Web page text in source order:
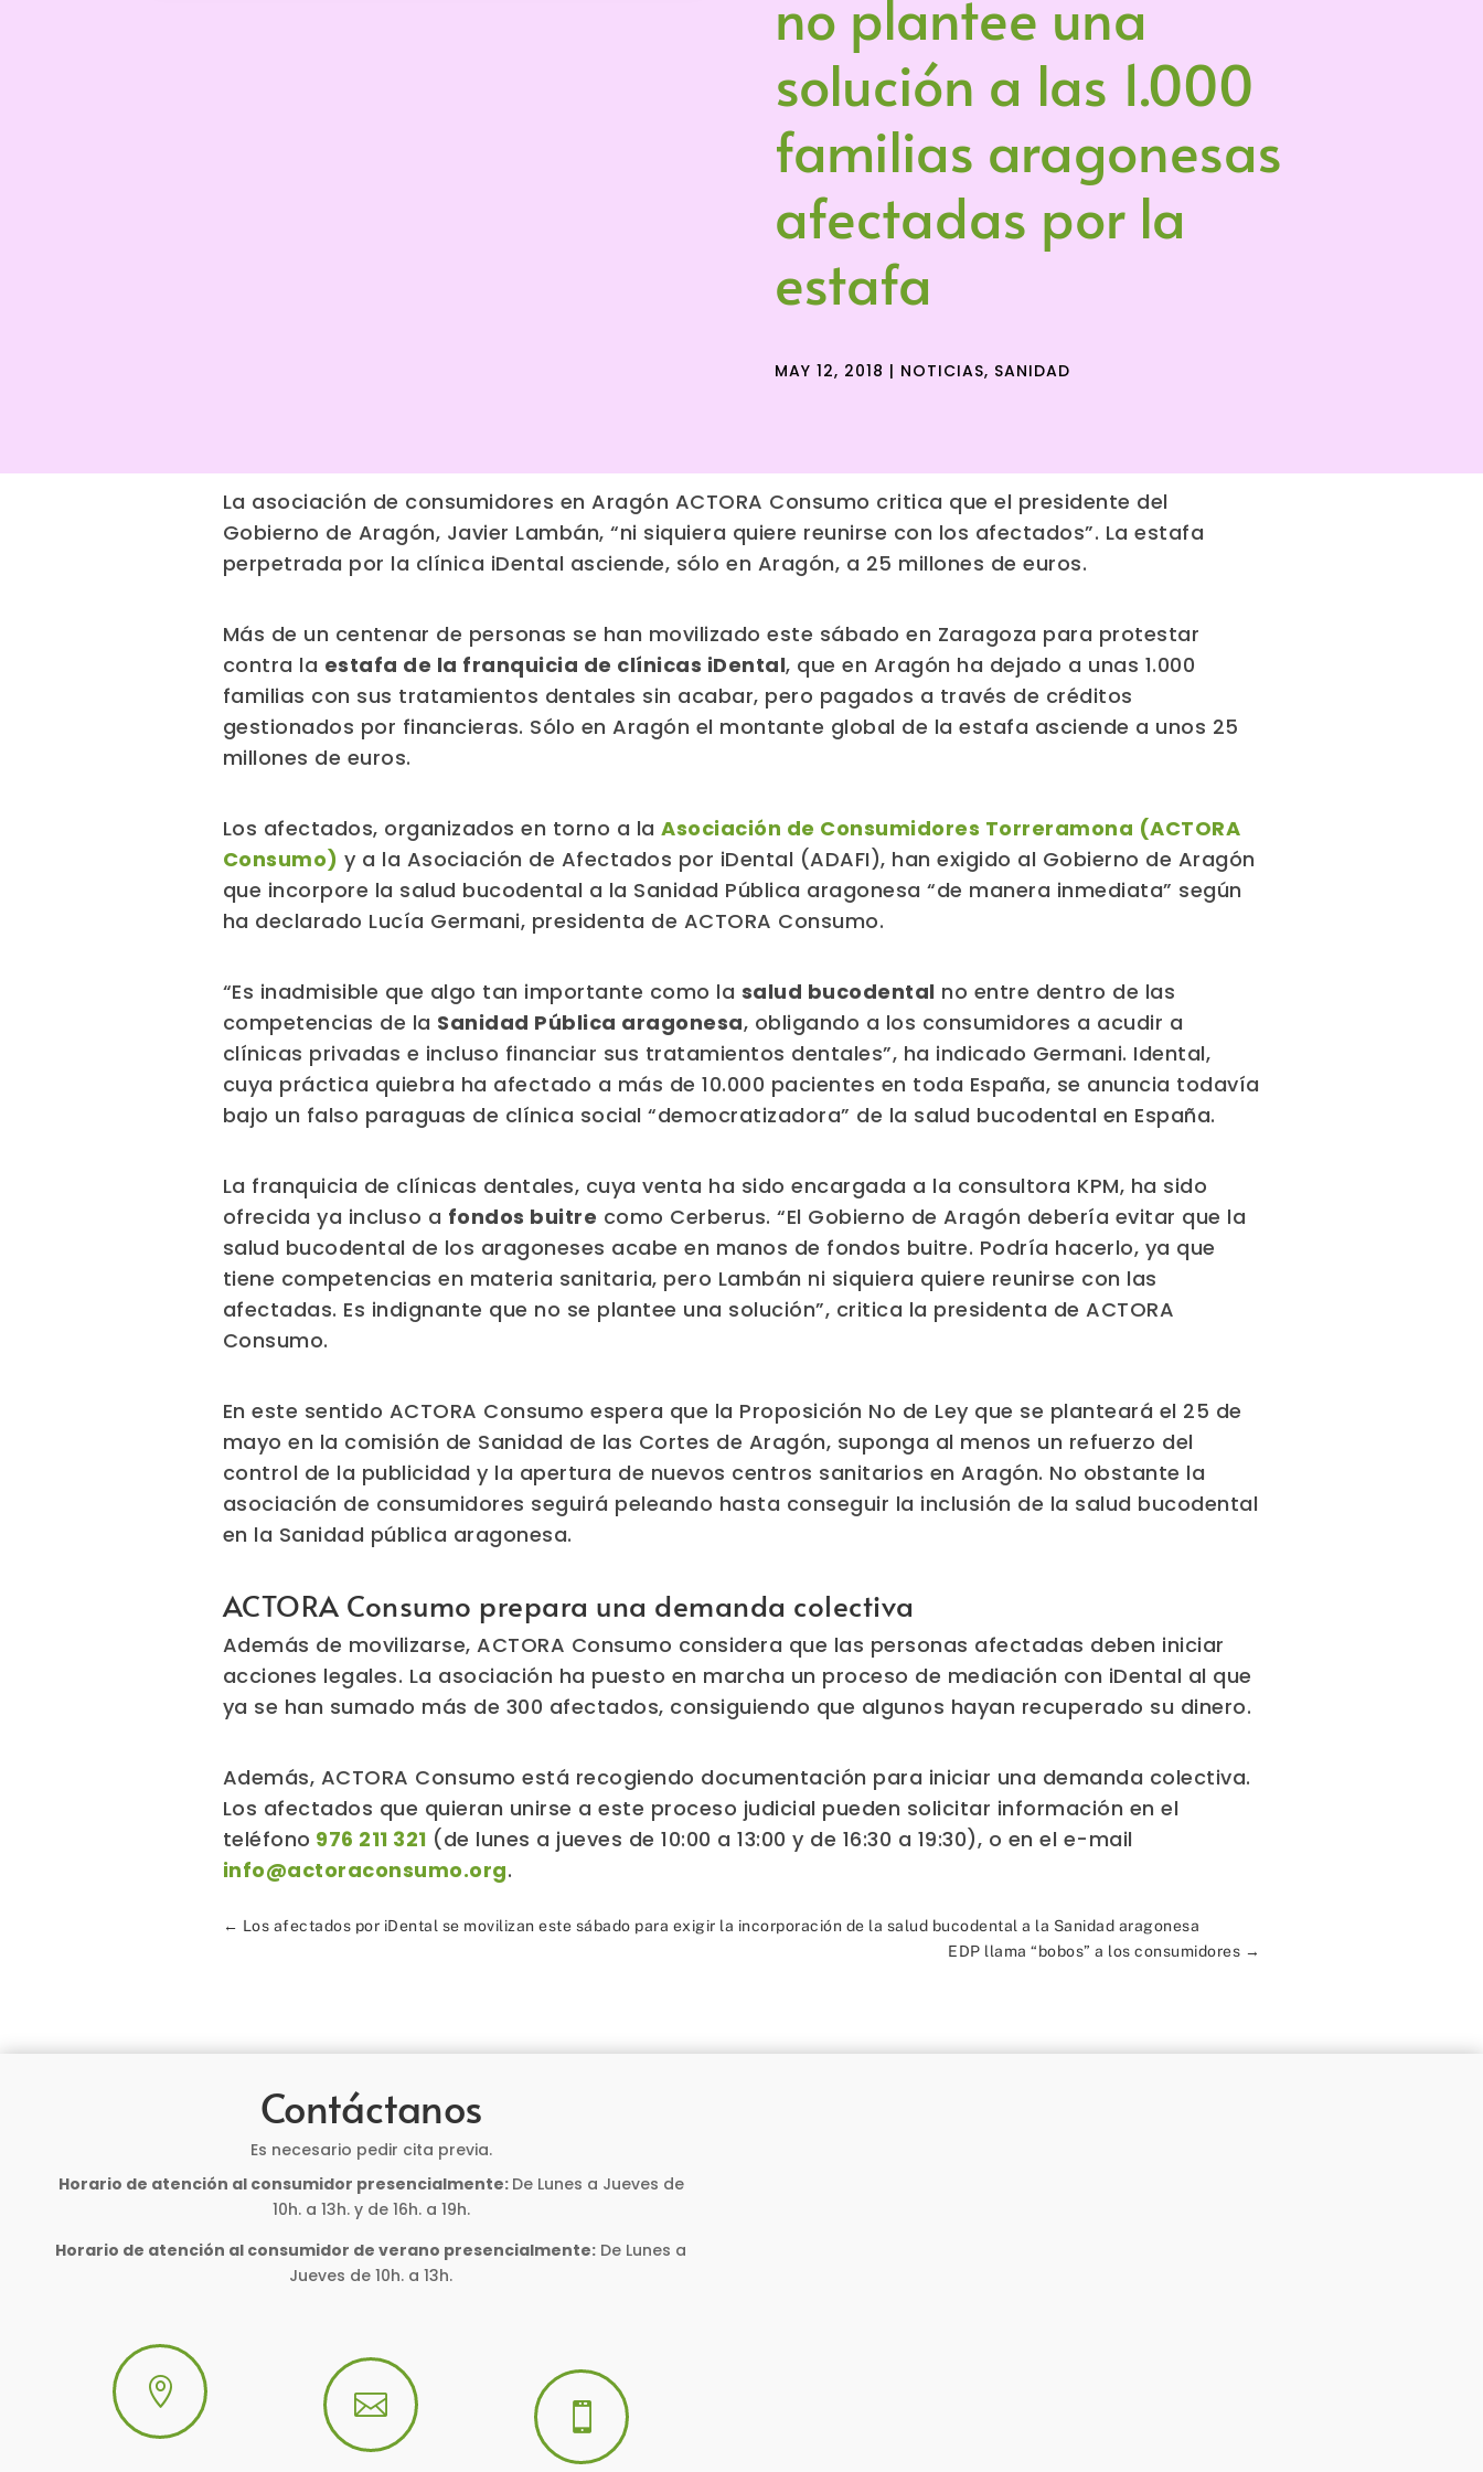
no plantee una
solución a las 1.000
familias aragonesas
afectadas por la
estafa
MAY 12, 2018 | NOTICIAS, SANIDAD
La asociación de consumidores en Aragón ACTORA Consumo critica que el presidente del
Gobierno de Aragón, Javier Lambán, “ni siquiera quiere reunirse con los afectados”. La estafa
perpetrada por la clínica iDental asciende, sólo en Aragón, a 25 millones de euros.
Más de un centenar de personas se han movilizado este sábado en Zaragoza para protestar
contra la estafa de la franquicia de clínicas iDental, que en Aragón ha dejado a unas 1.000
familias con sus tratamientos dentales sin acabar, pero pagados a través de créditos
gestionados por financieras. Sólo en Aragón el montante global de la estafa asciende a unos 25
millones de euros.
Los afectados, organizados en torno a laAsociación de Consumidores Torreramona (ACTORA
Consumo) y a la Asociación de Afectados por iDental (ADAFI), han exigido al Gobierno de Aragón
que incorpore la salud bucodental a la Sanidad Pública aragonesa “de manera inmediata” según
ha declarado Lucía Germani, presidenta de ACTORA Consumo.
“Es inadmisible que algo tan importante como la salud bucodental no entre dentro de las
competencias de la Sanidad Pública aragonesa, obligando a los consumidores a acudir a
clínicas privadas e incluso financiar sus tratamientos dentales”, ha indicado Germani. Idental,
cuya práctica quiebra ha afectado a más de 10.000 pacientes en toda España, se anuncia todavía
bajo un falso paraguas de clínica social “democratizadora” de la salud bucodental en España.
La franquicia de clínicas dentales, cuya venta ha sido encargada a la consultora KPM, ha sido
ofrecida ya incluso a fondos buitre como Cerberus. “El Gobierno de Aragón debería evitar que la
salud bucodental de los aragoneses acabe en manos de fondos buitre. Podría hacerlo, ya que
tiene competencias en materia sanitaria, pero Lambán ni siquiera quiere reunirse con las
afectadas. Es indignante que no se plantee una solución”, critica la presidenta de ACTORA
Consumo.
En este sentido ACTORA Consumo espera que la Proposición No de Ley que se planteará el 25 de
mayo en la comisión de Sanidad de las Cortes de Aragón, suponga al menos un refuerzo del
control de la publicidad y la apertura de nuevos centros sanitarios en Aragón. No obstante la
asociación de consumidores seguirá peleando hasta conseguir la inclusión de la salud bucodental
en la Sanidad pública aragonesa.
ACTORA Consumo prepara una demanda colectiva
Además de movilizarse, ACTORA Consumo considera que las personas afectadas deben iniciar
acciones legales. La asociación ha puesto en marcha un proceso de mediación con iDental al que
ya se han sumado más de 300 afectados, consiguiendo que algunos hayan recuperado su dinero.
Además, ACTORA Consumo está recogiendo documentación para iniciar una demanda colectiva.
Los afectados que quieran unirse a este proceso judicial pueden solicitar información en el
teléfono 976 211 321 (de lunes a jueves de 10:00 a 13:00 y de 16:30 a 19:30), o en el e-mail
info@actoraconsumo.org.
← Los afectados por iDental se movilizan este sábado para exigir la incorporación de la salud bucodental a la Sanidad aragonesa
EDP llama “bobos” a los consumidores →
Contáctanos
Es necesario pedir cita previa.
Horario de atención al consumidor presencialmente: De Lunes a Jueves de
10h. a 13h. y de 16h. a 19h.
Horario de atención al consumidor de verano presencialmente: De Lunes a
Jueves de 10h. a 13h.
  